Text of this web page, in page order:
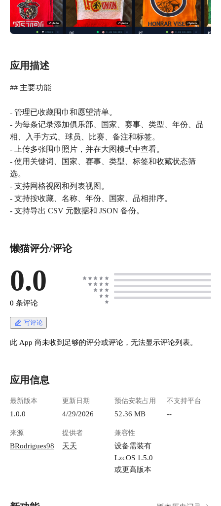
应用描述
## 主要功能
- 管理已收藏围巾和愿望清单。
- 为每条记录添加俱乐部、国家、赛事、类型、年份、品
相、入手方式、球员、比赛、备注和标签。
- 上传多张围巾照片，并在大图模式中查看。
- 使用关键词、国家、赛事、类型、标签和收藏状态筛
选。
- 支持网格视图和列表视图。
- 支持按收藏、名称、年份、国家、品相排序。
- 支持导出 CSV 元数据和 JSON 备份。
懒猫评分/评论
0.0
0 条评论
写评论
此 App 尚未收到足够的评分或评论，无法显示评论列表。
应用信息
最新版本
1.0.0
更新日期
4/29/2026
预估安装占用
52.36 MB
不支持平台
--
来源
BRodrigues98
提供者
天天
兼容性
设备需装有
LzcOS 1.5.0
或更高版本